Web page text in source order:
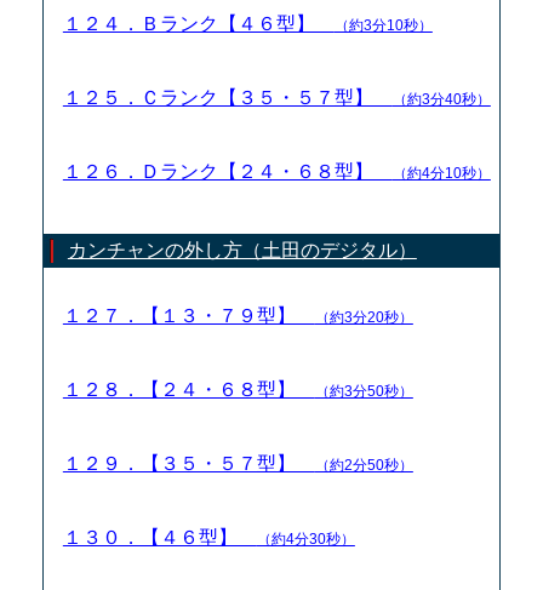
１２４．Ｂランク【４６型】 （約3分10秒）
１２５．Ｃランク【３５・５７型】 （約3分40秒）
１２６．Ｄランク【２４・６８型】 （約4分10秒）
カンチャンの外し方（土田のデジタル）
１２７．【１３・７９型】 （約3分20秒）
１２８．【２４・６８型】 （約3分50秒）
１２９．【３５・５７型】 （約2分50秒）
１３０．【４６型】 （約4分30秒）